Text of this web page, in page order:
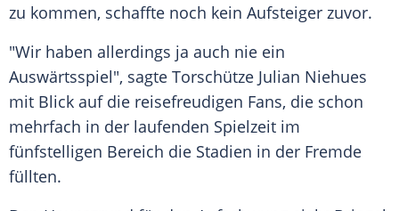
zu kommen, schaffte noch kein Aufsteiger zuvor.
"Wir haben allerdings ja auch nie ein
Auswärtsspiel", sagte Torschütze Julian Niehues
mit Blick auf die reisefreudigen Fans, die schon
mehrfach in der laufenden Spielzeit im
fünfstelligen Bereich die Stadien in der Fremde
füllten.